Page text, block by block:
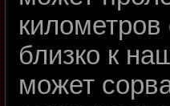
близко к
может